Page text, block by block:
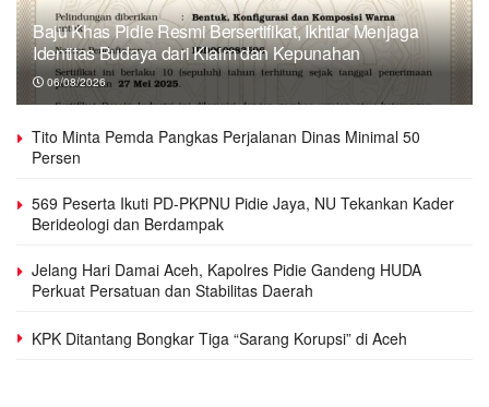
Baju Khas Pidie Resmi Bersertifikat, Ikhtiar Menjaga
Identitas Budaya dari Klaim dan Kepunahan
06/08/2026
Tito Minta Pemda Pangkas Perjalanan Dinas Minimal 50
Persen
569 Peserta Ikuti PD-PKPNU Pidie Jaya, NU Tekankan Kader
Berideologi dan Berdampak
Jelang Hari Damai Aceh, Kapolres Pidie Gandeng HUDA
Perkuat Persatuan dan Stabilitas Daerah
KPK Ditantang Bongkar Tiga “Sarang Korupsi” di Aceh